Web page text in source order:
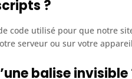
?
code utilisé pour que notre
serveur ou sur votre
balise invisible